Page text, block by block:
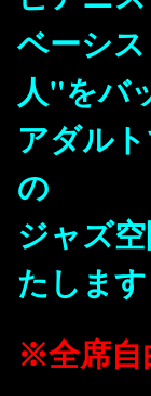
ベーシ
人"をバ
アダル
の
ジャズ
たしま
※全席自